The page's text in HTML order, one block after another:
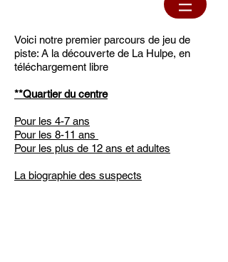
Voici notre premier parcours de jeu de
piste: A la découverte de La Hulpe, en
téléchargement libre
**Quartier du centre
Pour les 4-7 ans
Pour les 8-11 ans
Pour les plus de 12 ans et adultes
La biographie des suspects